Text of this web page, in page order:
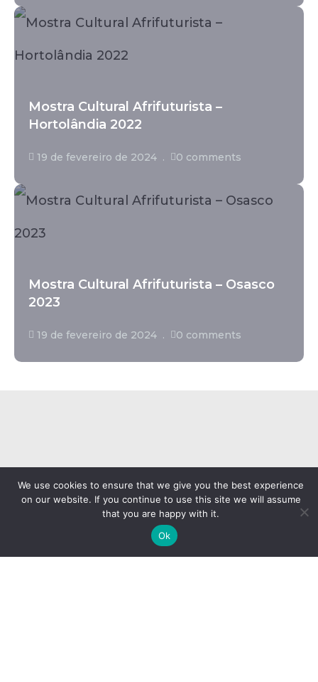
Mostra Cultural Afrifuturista –
Hortolândia 2022
19 de fevereiro de 2024 0 comments
Mostra Cultural Afrifuturista – Osasco
2023
19 de fevereiro de 2024 0 comments
ENTRE EM CONTATO
We use cookies to ensure that we give you the best experience
on our website. If you continue to use this site we will assume
that you are happy with it.
Ok